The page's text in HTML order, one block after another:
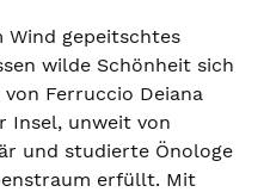
Wind gepeitschtes
wilde Schönheit sich
Ferruccio Deiana
Insel, unweit von
und studierte Önologe
erfüllt. Mit